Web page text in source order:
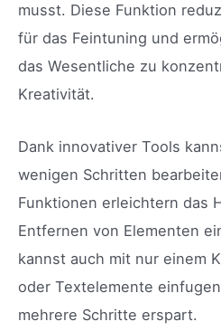
musst. Diese Funktion
für das Feintuning und
das Wesentliche zu
Kreativität.
Dank innovativer Tools
wenigen Schritten
Funktionen erleichtern das
Entfernen von Elementen
kannst auch mit nur einem
oder Textelemente
mehrere Schritte erspart.